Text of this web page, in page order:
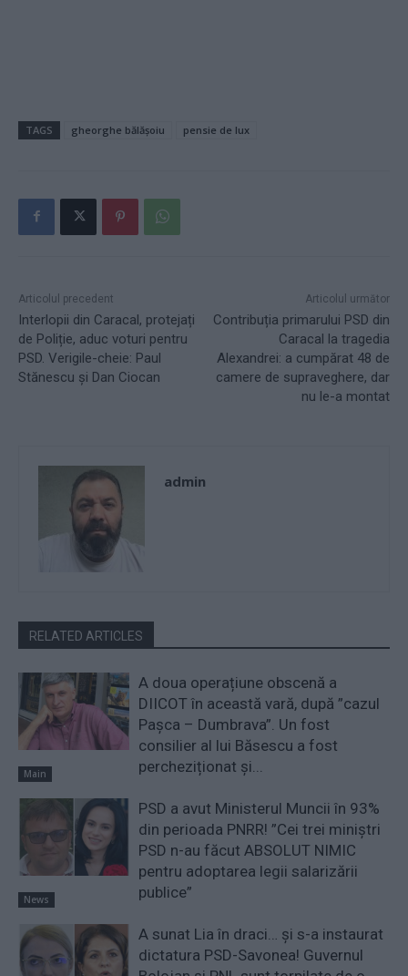
TAGS gheorghe bălășoiu pensie de lux
Articolul precedent
Interlopii din Caracal, protejați
de Poliție, aduc voturi pentru
PSD. Verigile-cheie: Paul
Stănescu și Dan Ciocan
Articolul următor
Contribuția primarului PSD din
Caracal la tragedia
Alexandrei: a cumpărat 48 de
camere de supraveghere, dar
nu le-a montat
admin
RELATED ARTICLES
Main
A doua operațiune obscenă a
DIICOT în această vară, după ”cazul
Pașca – Dumbrava”. Un fost
consilier al lui Băsescu a fost
percheziționat și...
News
PSD a avut Ministerul Muncii în 93%
din perioada PNRR! ”Cei trei miniştri
PSD n-au făcut ABSOLUT NIMIC
pentru adoptarea legii salarizării
publice”
A sunat Lia în draci… și s-a instaurat
dictatura PSD-Savonea! Guvernul